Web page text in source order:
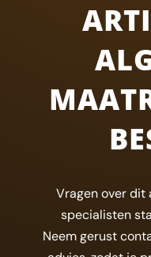
Vragen over dit
specialisten
Neem gerust